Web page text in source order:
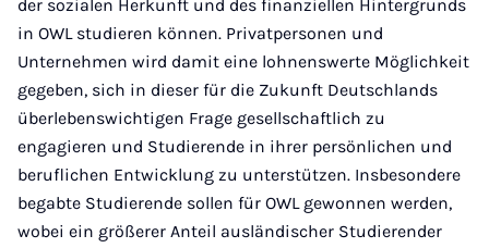
der sozialen Herkunft und des finanziellen Hintergrunds
in OWL studieren können. Privatpersonen und
Unternehmen wird damit eine lohnenswerte Möglichkeit
gegeben, sich in dieser für die Zukunft Deutschlands
überlebenswichtigen Frage gesellschaftlich zu
engagieren und Studierende in ihrer persönlichen und
beruflichen Entwicklung zu unterstützen. Insbesondere
begabte Studierende sollen für OWL gewonnen werden,
wobei ein größerer Anteil ausländischer Studierender